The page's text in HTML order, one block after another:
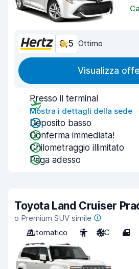
8,5 Ottimo
Visualizza
Presso il terminal
Mostra i dettagli della sede
Deposito basso
Conferma immediata!
Chilometraggio illimitato
Paga adesso
Toyota Land Cruiser
o Premium SUV simile
Automatico
5 A/C 4